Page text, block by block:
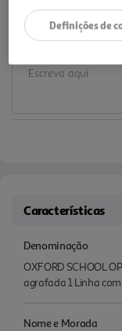
Notas de preparação
Características
Denominação
OXFORD SCHOOL
agrafada 1 Linha
Nome e Morada
Definições de